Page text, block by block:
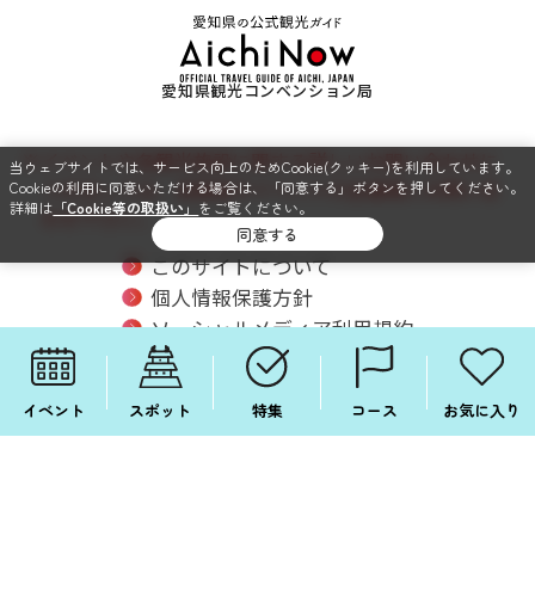
愛知県観光コンベンション局
※イベントや各観光施設に関する詳しいお問い合わせに
つきましては、各施設やイベントの主催者にお問い合
わせ下さい。
このサイトについて
個人情報保護方針
ソーシャルメディア利用規約
関連リンク
サイトマップ
イベント スポット 特集 コース お気に入り
当ウェブサイトでは、サービス向上のためCookie(クッキー)を利用しています。
Cookieの利用に同意いただける場合は、「同意する」ボタンを押してください。
詳細は 「Cookie等の取扱い」 をご覧ください。
同意する